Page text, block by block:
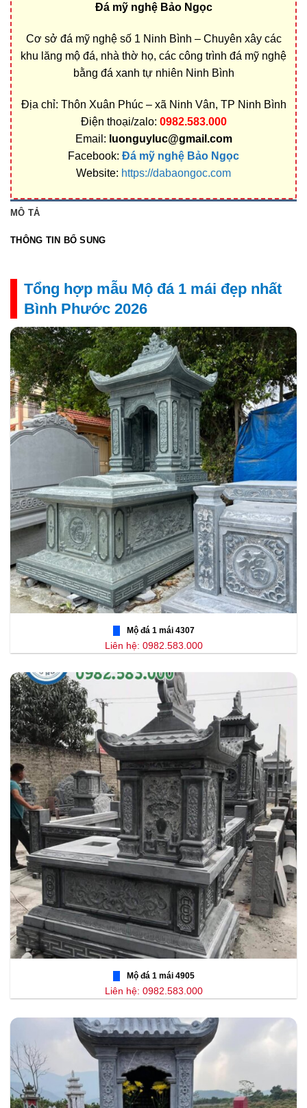
Đá mỹ nghệ Bảo Ngọc
Cơ sở đá mỹ nghệ số 1 Ninh Bình – Chuyên xây các
khu lăng mộ đá, nhà thờ họ, các công trình đá mỹ nghệ
bằng đá xanh tự nhiên Ninh Bình
Địa chỉ: Thôn Xuân Phúc – xã Ninh Vân, TP Ninh Bình
Điện thoại/zalo: 0982.583.000
Email: luonguyluc@gmail.com
Facebook: Đá mỹ nghệ Bảo Ngọc
Website: https://dabaongoc.com
MÔ TẢ
THÔNG TIN BỔ SUNG
Tổng hợp mẫu Mộ đá 1 mái đẹp nhất
Bình Phước 2026
Mộ đá 1 mái 4307
Liên hệ: 0982.583.000
Mộ đá 1 mái 4905
Liên hệ: 0982.583.000